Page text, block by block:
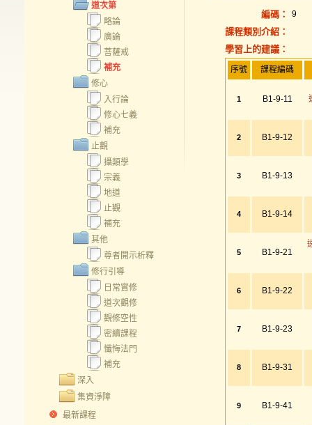
道次第
略論
廣論
菩薩戒
補充
修心
入行論
修心七義
補充
止觀
攝類學
宗義
地道
止觀
補充
其他
尊者開示析釋
修行引導
日常實修
道次觀修
觀修空性
密續課程
懺悔法門
補充
深入
集資淨障
最新課程
編碼： 9
課程類別介紹：
學習上的建議：
序號 課程編碼
1 B1-9-11
2 B1-9-12
3 B1-9-13
4 B1-9-14
5 B1-9-21
6 B1-9-22
7 B1-9-23
8 B1-9-31
9 B1-9-41